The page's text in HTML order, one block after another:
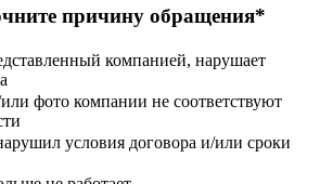
причину обращения*
компанией, нарушает
фото компании не соответствуют
условия договора и/или сроки